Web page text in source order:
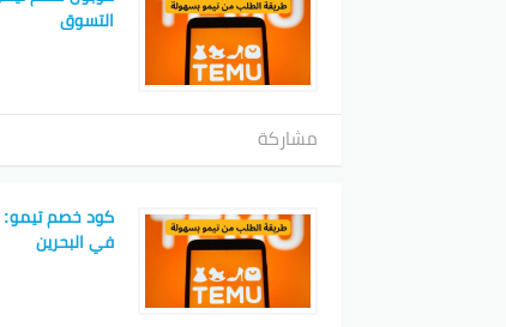
التسوق
مشاركة
كود خصم تيمو:
في البحرين